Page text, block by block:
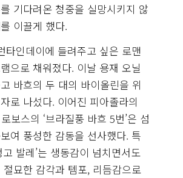
기다려온 청중을 실망시키지 않
이끌게 했다.
타인데이에 들려주고 싶은 로맨
으로 채워졌다. 이날 용재 오닐
바흐의 두 대의 바이올린을 위
로 나섰다. 이어진 피아졸라의
보스의 ‘브라질풍 바흐 5번’은 섬
여 풍성한 감동을 선사했다. 특
발레’는 생동감이 넘치면서도
묘한 감각과 템포, 리듬감으로